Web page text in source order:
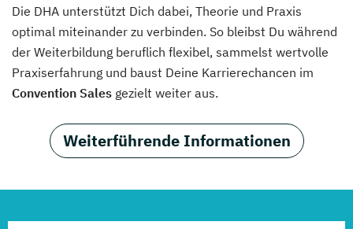
Die DHA unterstützt Dich dabei, Theorie und Praxis
optimal miteinander zu verbinden. So bleibst Du während
der Weiterbildung beruflich flexibel, sammelst wertvolle
Praxiserfahrung und baust Deine Karrierechancen im
Convention Sales gezielt weiter aus.
Weiterführende Informationen